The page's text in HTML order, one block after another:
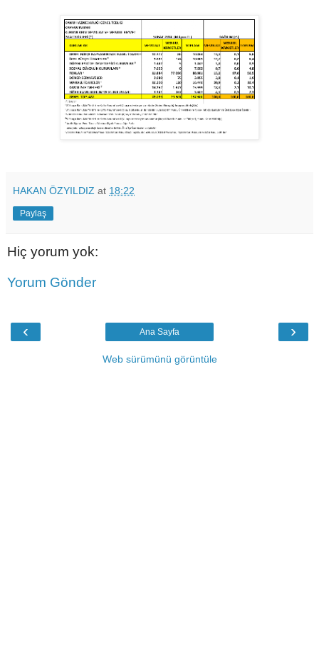
HAKAN ÖZYILDIZ at 18:22
Paylaş
Hiç yorum yok:
Yorum Gönder
‹ ›
Ana Sayfa
Web sürümünü görüntüle